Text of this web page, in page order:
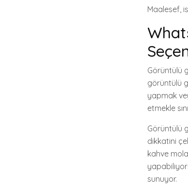
Maalesef,
Görüntülü
görüntülü
yapmak
etmekle
Görüntülü
dikkatini
kahve
sunuyor.